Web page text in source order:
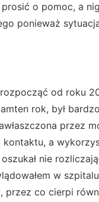
o pomoc, a
ponieważ
od roku
rok, był
przez
a
nie
w
przez co cierpi